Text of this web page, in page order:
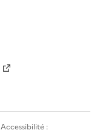
Accessibilité :